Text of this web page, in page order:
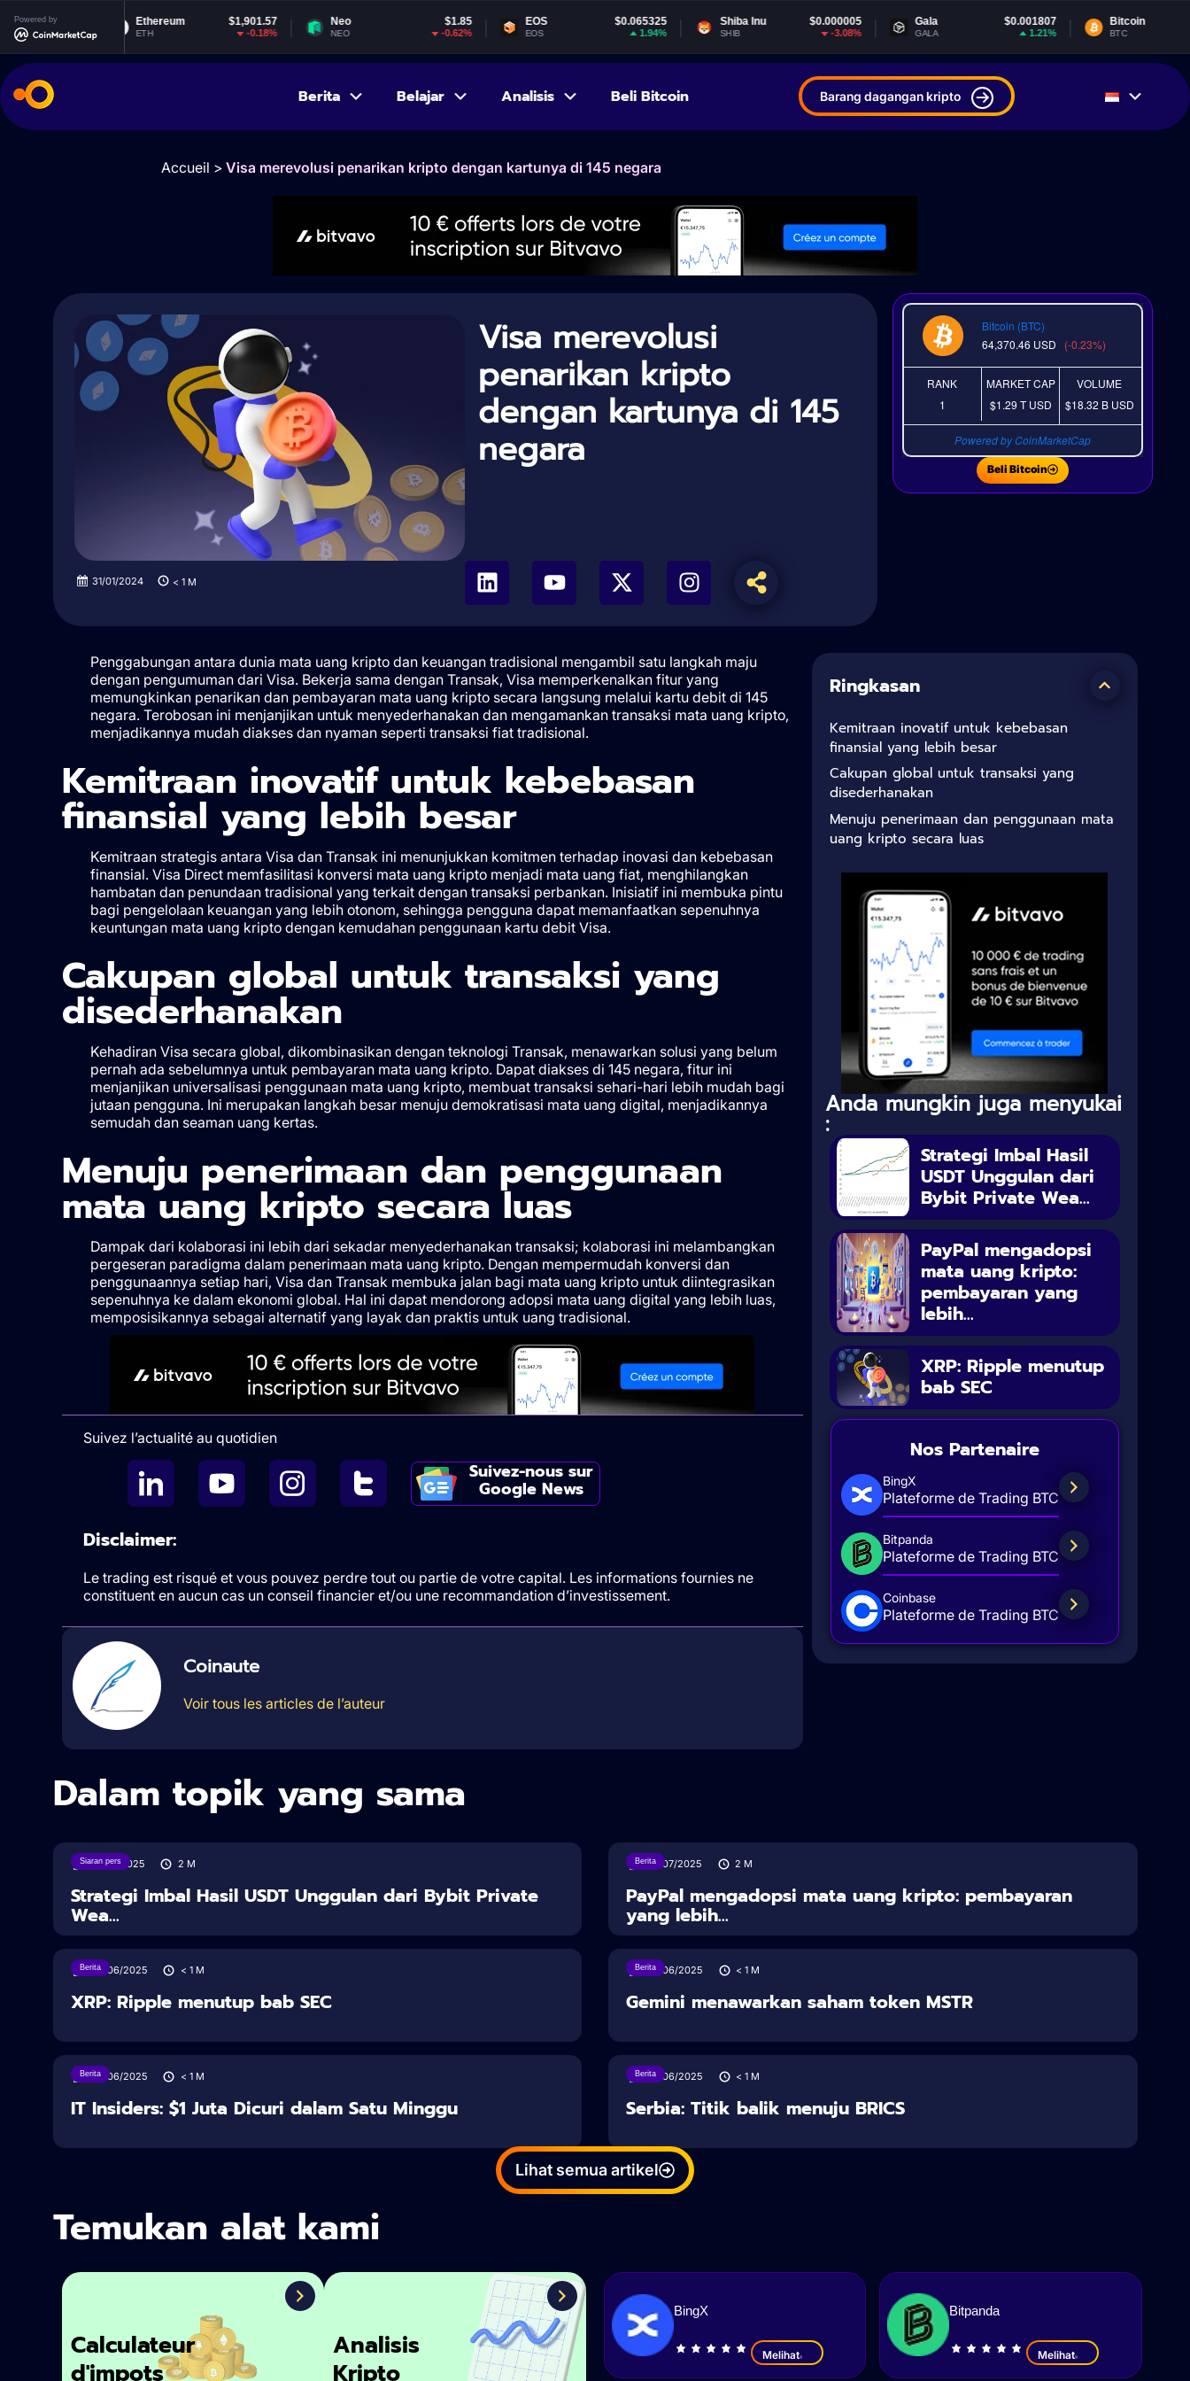
Powered by
0%
Ethereum $1,901.57
ETH
Neo
NEO
EOS
EOS
Shiba Inu $0.000005
SHIB
Gala
GALA
Bitcoin
BTC
Berita Belajar Analisis Beli Bitcoin Barang dagangan kripto
Accueil > Visa merevolusi penarikan kripto dengan kartunya di 145 negara
Visa merevolusi
penarikan kripto
dengan kartunya di 145
negara
31/01/2024 < 1 M
Bitcoin (BTC)
64,370.46 USD (-0.23%)
RANK
1
MARKET CAP
$1.29 TUSD
VOLUME
$18.32 B USD
Powered by CoinMarketCap
Beli Bitcoin
Penggabungan antara dunia mata uang kripto dan keuangan tradisional mengambil satu langkah maju
dengan pengumuman dari Visa. Bekerja sama dengan Transak, Visa memperkenalkan fitur yang
memungkinkan penarikan dan pembayaran mata uang kripto secara langsung melalui kartu debit di 145
negara. Terobosan ini menjanjikan untuk menyederhanakan dan mengamankan transaksi mata uang kripto,
menjadikannya mudah diakses dan nyaman seperti transaksi fiat tradisional.
Kemitraan inovatif untuk kebebasan
finansial yang lebih besar
Kemitraan strategis antara Visa dan Transak ini menunjukkan komitmen terhadap inovasi dan kebebasan
finansial. Visa Direct memfasilitasi konversi mata uang kripto menjadi mata uang fiat, menghilangkan
hambatan dan penundaan tradisional yang terkait dengan transaksi perbankan. Inisiatif ini membuka pintu
bagi pengelolaan keuangan yang lebih otonom, sehingga pengguna dapat memanfaatkan sepenuhnya
keuntungan mata uang kripto dengan kemudahan penggunaan kartu debit Visa.
Cakupan global untuk transaksi yang
disederhanakan
Kehadiran Visa secara global, dikombinasikan dengan teknologi Transak, menawarkan solusi yang belum
pernah ada sebelumnya untuk pembayaran mata uang kripto. Dapat diakses di 145 negara, fitur ini
menjanjikan universalisasi penggunaan mata uang kripto, membuat transaksi sehari-hari lebih mudah bagi
jutaan pengguna. Ini merupakan langkah besar menuju demokratisasi mata uang digital, menjadikannya
semudah dan seaman uang kertas.
Menuju penerimaan dan penggunaan
mata uang kripto secara luas
Dampak dari kolaborasi ini lebih dari sekadar menyederhanakan transaksi; kolaborasi ini melambangkan
pergeseran paradigma dalam penerimaan mata uang kripto. Dengan mempermudah konversi dan
penggunaannya setiap hari, Visa dan Transak membuka jalan bagi mata uang kripto untuk diintegrasikan
sepenuhnya ke dalam ekonomi global. Hal ini dapat mendorong adopsi mata uang digital yang lebih luas,
memposisikannya sebagai alternatif yang layak dan praktis untuk uang tradisional.
Suivez l’actualité au quotidien
Suivez-nous sur
Google News
Disclaimer:
Le trading est risqué et vous pouvez perdre tout ou partie de votre capital. Les informations fournies ne
constituent en aucun cas un conseil financier et/ou une recommandation d’investissement.
Coinaute
Voir tous les articles de l’auteur
Ringkasan
Kemitraan inovatif untuk kebebasan
finansial yang lebih besar
Cakupan global untuk transaksi yang
disederhanakan
Menuju penerimaan dan penggunaan mata
uang kripto secara luas
Anda mungkin juga menyukai
:
Strategi Imbal Hasil
USDT Unggulan dari
Bybit Private Wea...
PayPal mengadopsi
mata uang kripto:
pembayaran yang
lebih...
XRP: Ripple menutup
bab SEC
Nos Partenaire
BingX
Plateforme de Trading BTC
Bitpanda
Plateforme de Trading BTC
Coinbase
Plateforme de Trading BTC
Dalam topik yang sama
Siaran pers
18/08/2025 2 M
Strategi Imbal Hasil USDT Unggulan dari Bybit Private
Wea...
Berita
30/07/2025 2 M
PayPal mengadopsi mata uang kripto: pembayaran
yang lebih...
Berita
28/06/2025 < 1 M
XRP: Ripple menutup bab SEC
Berita
28/06/2025 < 1 M
Gemini menawarkan saham token MSTR
Berita
28/06/2025 < 1 M
IT Insiders: $1 Juta Dicuri dalam Satu Minggu
Berita
28/06/2025 < 1 M
Serbia: Titik balik menuju BRICS
Lihat semua artikel
Temukan alat kami
Calculateur
d'impots
Analisis
Kripto
BingX
Melihat
Bitpanda
Melihat